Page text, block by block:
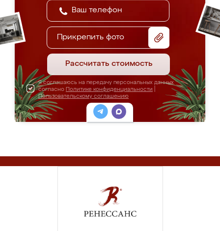
Прикрепить фото
Рассчитать стоимость
Я соглашаюсь на передачу персональных данных
согласно Политике конфиденциальности
Пользовательскому соглашению